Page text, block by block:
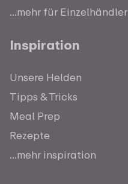
...mehr für Einzelhändler
Inspiration
Unsere Helden
Tipps & Tricks
Meal Prep
Rezepte
...mehr inspiration